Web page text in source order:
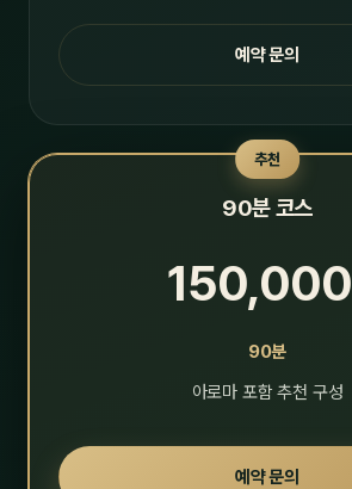
예약 문의
추천
90분 코스
150,000
90분
아로마 포함 추천 구성
예약 문의